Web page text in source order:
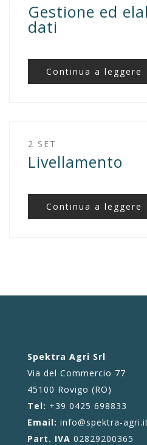
Gestione ed
dati
Continua a leggere
2 SET
Livellamento
Continua a leggere
Spektra Agri Srl
Via del Commercio 77
45100 Rovigo (RO)
Tel: +39 0425 698833
Email: info@spektra-
Part. IVA 02829200365